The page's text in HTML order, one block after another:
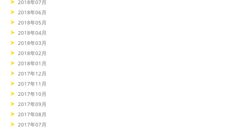
2018年07月
2018年06月
2018年05月
2018年04月
2018年03月
2018年02月
2018年01月
2017年12月
2017年11月
2017年10月
2017年09月
2017年08月
2017年07月